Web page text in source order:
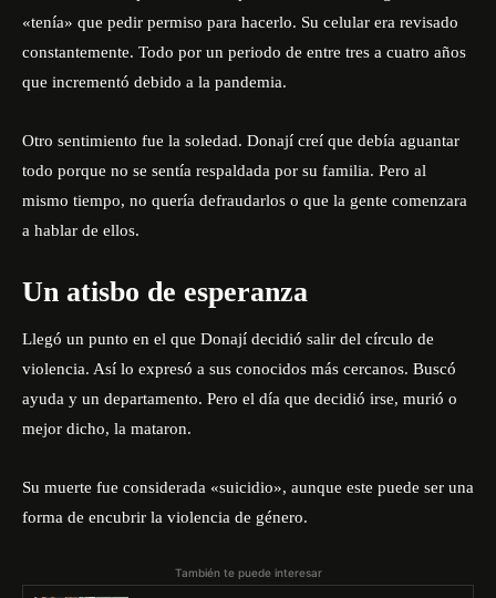
«tenía» que pedir permiso para hacerlo. Su celular era revisado
constantemente. Todo por un periodo de entre tres a cuatro años
que incrementó debido a la pandemia.
Otro sentimiento fue la soledad. Donají creí que debía aguantar
todo porque no se sentía respaldada por su familia. Pero al
mismo tiempo, no quería defraudarlos o que la gente comenzara
a hablar de ellos.
Un atisbo de esperanza
Llegó un punto en el que Donají decidió salir del círculo de
violencia. Así lo expresó a sus conocidos más cercanos. Buscó
ayuda y un departamento. Pero el día que decidió irse, murió o
mejor dicho, la mataron.
Su muerte fue considerada «suicidio», aunque este puede ser una
forma de encubrir la violencia de género.
También te puede interesar